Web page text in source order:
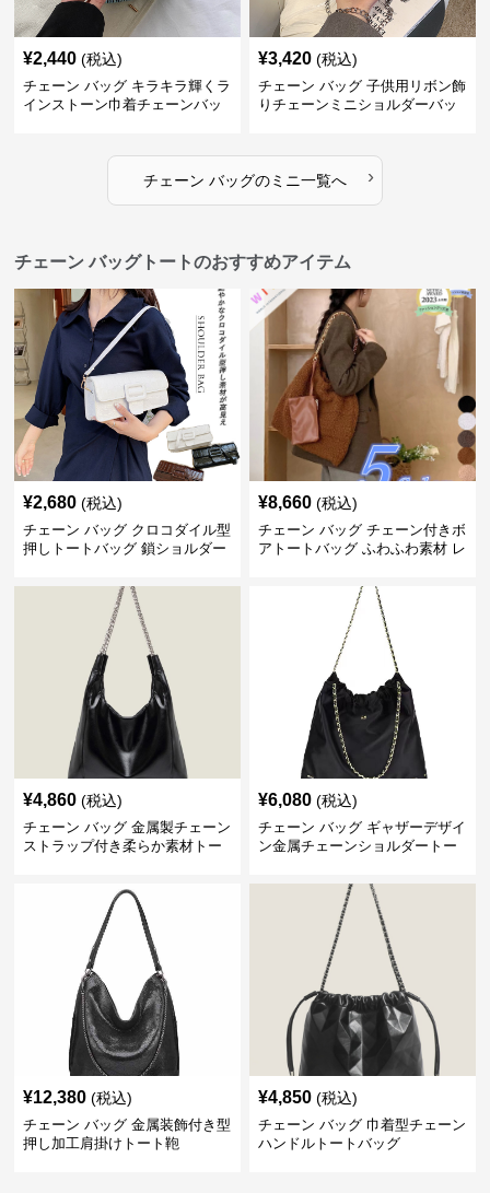
¥2,440 (税込)
チェーン バッグ キラキラ輝くラ
インストーン巾着チェーンバッ
¥3,420 (税込)
チェーン バッグ 子供用リボン飾
りチェーンミニショルダーバッ
チェーン バッグのミニ一覧へ ›
チェーン バッグトートのおすすめアイテム
¥2,680 (税込)
チェーン バッグ クロコダイル型
押しトートバッグ 鎖ショルダー
¥8,660 (税込)
チェーン バッグ チェーン付きボ
アトートバッグ ふわふわ素材 レ
¥4,860 (税込)
チェーン バッグ 金属製チェーン
ストラップ付き柔らか素材トー
¥6,080 (税込)
チェーン バッグ ギャザーデザイ
ン金属チェーンショルダートー
¥12,380 (税込)
チェーン バッグ 金属装飾付き型
押し加工肩掛けトート鞄
¥4,850 (税込)
チェーン バッグ 巾着型チェーン
ハンドルトートバッグ